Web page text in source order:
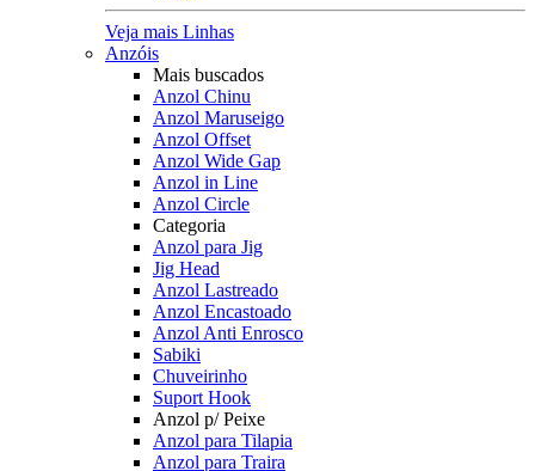
Veja mais Linhas
Anzóis
Mais buscados
Anzol Chinu
Anzol Maruseigo
Anzol Offset
Anzol Wide Gap
Anzol in Line
Anzol Circle
Categoria
Anzol para Jig
Jig Head
Anzol Lastreado
Anzol Encastoado
Anzol Anti Enrosco
Sabiki
Chuveirinho
Suport Hook
Anzol p/ Peixe
Anzol para Tilapia
Anzol para Traira